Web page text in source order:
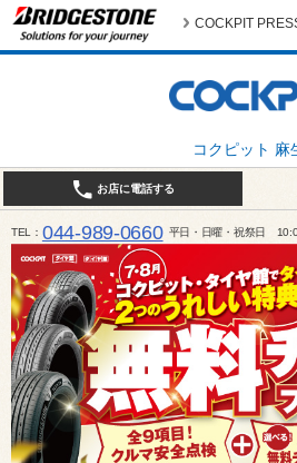
コクピット 麻
COCKPIT
お店に電話する
TEL 044-989-0660 平日・日曜・祝祭日